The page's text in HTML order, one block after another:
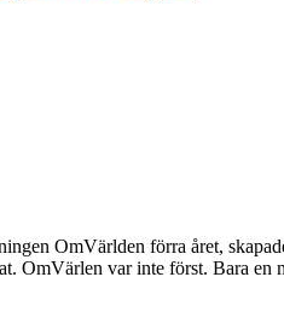
OmVärlden förra året,
OmVärlen var inte först. Bara